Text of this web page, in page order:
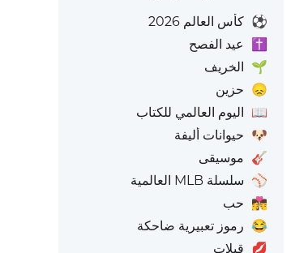
⚽ كأس العالم 2026
✝️
عيد الفصح
🌱 الخريف
😞 حزين
📖 اليوم العالمي للكتاب
🐶 حيوانات أليفة
🎸 موسيقى
⚾ سلسلة MLB العالمية
👩‍❤️‍💋‍👨 حب
😂 رموز تعبيرية ضاحكة
💋 قبلات